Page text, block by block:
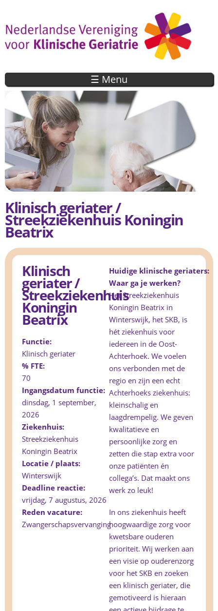
de inhoud
gaan
☰ Menu
Klinisch geriater /
Streekziekenhuis Koningin
Beatrix
Klinisch
geriater /
Streekziekenhuis
Koningin
Beatrix
Functie:
Klinisch geriater
% FTE:
70
Ingangsdatum functie:
dinsdag, 1 september,
2026
Ziekenhuis:
Streekziekenhuis
Koningin Beatrix
Locatie / plaats:
Winterswijk
Deadline reactie:
vrijdag, 7 augustus, 2026
Reden vacature:
Zwangerschapsvervanging
Huidige klinische geriaters:
Waar ga je werken?
Het Streekziekenhuis
Koningin Beatrix in
Winterswijk, het SKB, is
hét ziekenhuis voor
iedereen in de Oost-
Achterhoek. We voelen
ons verbonden met de
regio en zijn een echt
Achterhoeks ziekenhuis:
kleinschalig en
laagdrempelig. We geven
kwalitatieve en
persoonlijke zorg en
zetten die stap extra voor
onze patiënten én
collega’s. Dat maakt ons
werk zo leuk!
In ons ziekenhuis heeft
hoogwaardige zorg voor
kwetsbare ouderen
prioriteit. Wij werken aan
een visie op ouderenzorg
voor het SKB en zoeken
een klinisch geriater, die
gemotiveerd is hieraan